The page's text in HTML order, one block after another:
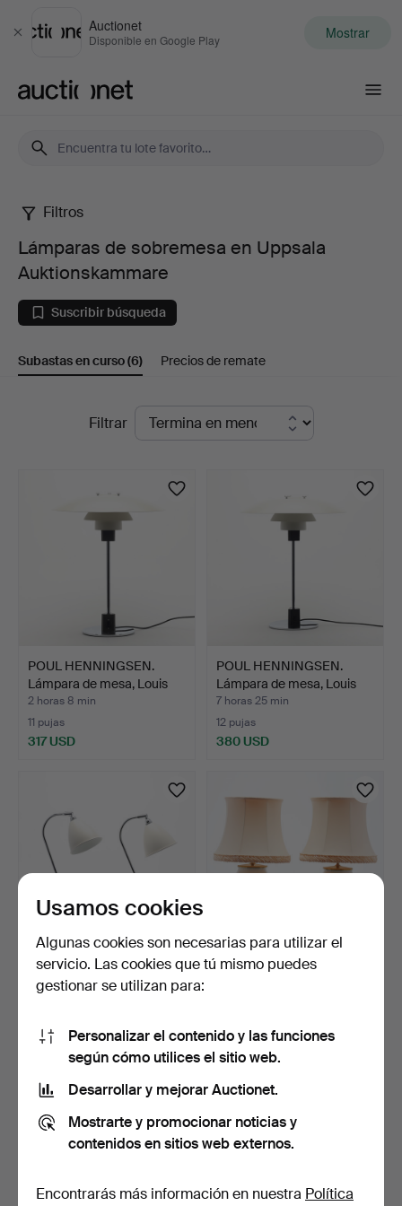
Cerrar
Auctionet
Disponible en Google Play Mostrar
Lámparas
de
sobremesa
en
Auktionskammare
Filtros
Lámparas de sobremesa en Uppsala
Auktionskammare
Suscribir búsqueda
Subastas en curso(6) Precios de remate
SubastasFiltrar
POUL HENNINGSEN.
Lámpara de mesa, Louis
Po…
2 horas 8 min
11 pujas
317 USD
POUL HENNINGSEN.
Lámpara de mesa, Louis
Po…
7 horas 25 min
12 pujas
380 USD
LÁMPARAS DE MESA, un
par, ”BL 2”, Robert D…
254 USD
LÁMPARAS DE MESA, un
138 USD
Usamos cookies
Algunas cookies son necesarias para utilizar el
servicio. Las cookies que tú mismo puedes
gestionar se utilizan para:
Personalizar el contenido y las funciones
según cómo utilices el sitio web.
Desarrollar y mejorar Auctionet.
Mostrarte y promocionar noticias y
contenidos en sitios web externos.
Encontrarás más información en nuestra Política